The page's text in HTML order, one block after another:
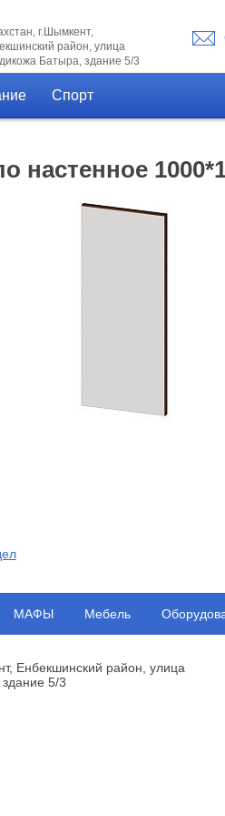
г.Шымкент,
район, улица
Батыра, здание 5/3
Спорт
настенное
МАФЫ Мебель
Енбекшинский район, улица
5/3